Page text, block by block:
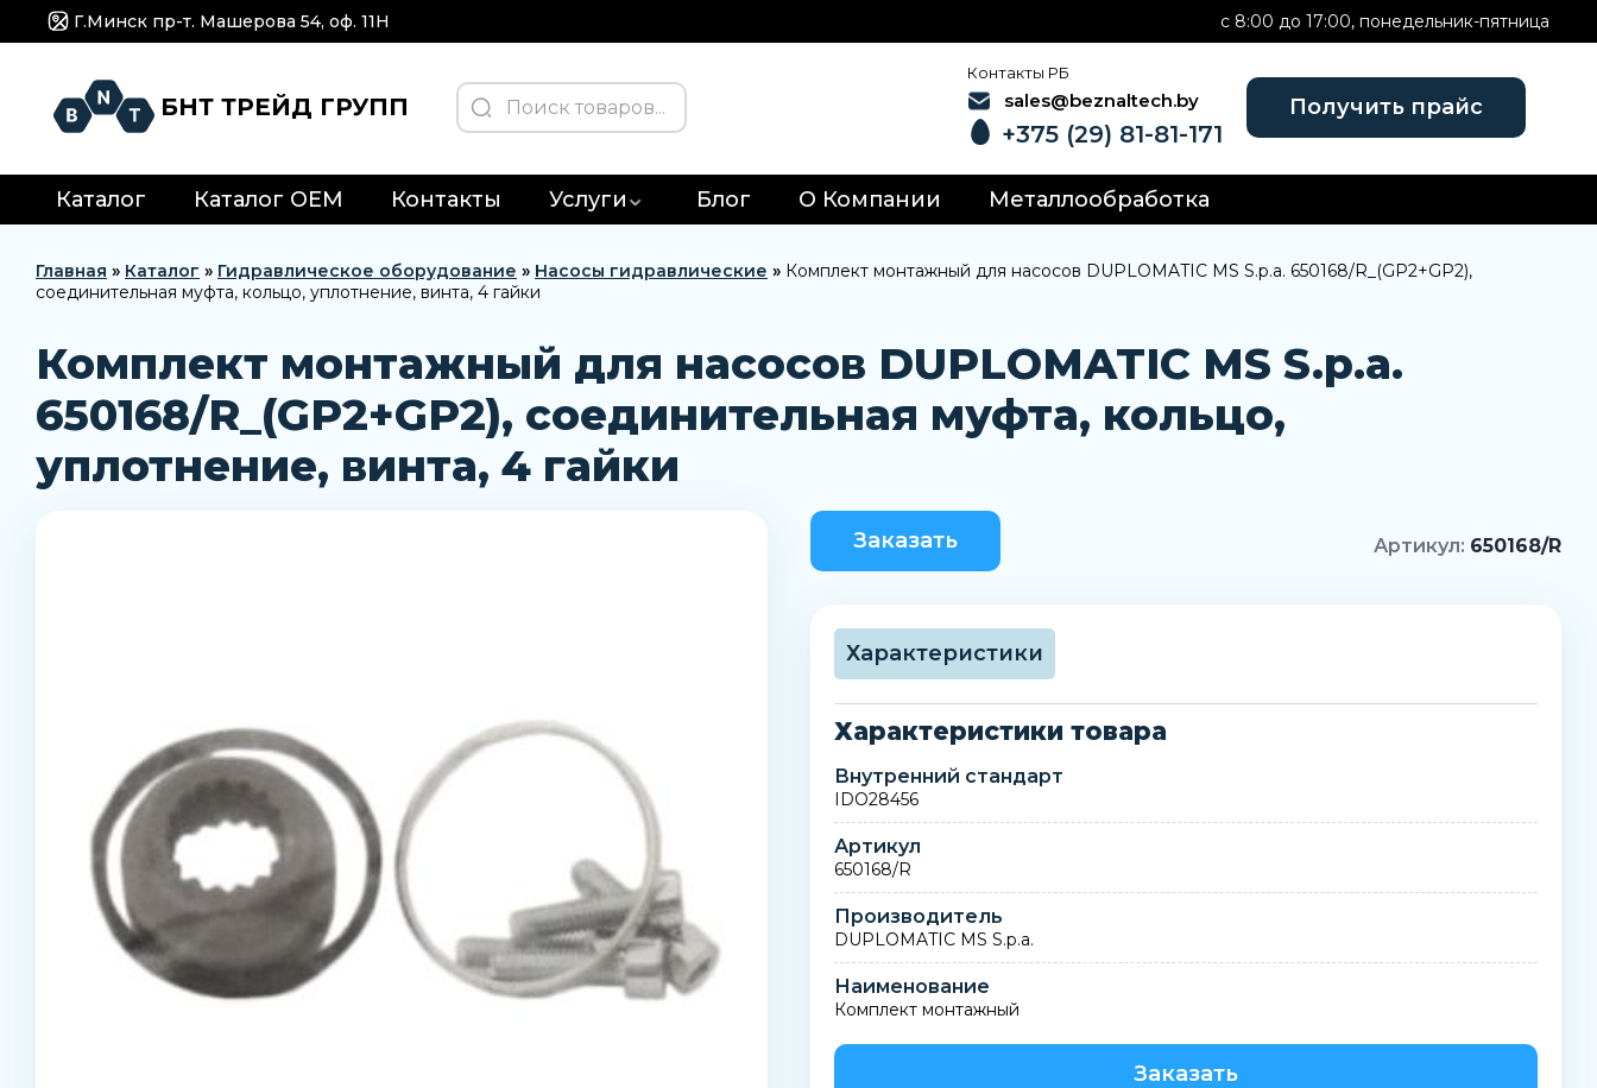
Г.Минск пр-т. Машерова 54, оф. 11H c 8:00 до 17:00, понедельник-пятница
БНТ ТРЕЙД ГРУПП
Контакты РБ
sales@beznaltech.by
+375 (29) 81-81-171
Получить прайс
Каталог Каталог OEM Контакты Услуги Блог О Компании Металлообработка
Главная » Каталог » Гидравлическое оборудование » Насосы гидравлические » Комплект монтажный для насосов DUPLOMATIC MS S.p.a. 650168/R_(GP2+GP2),
соединительная муфта, кольцо, уплотнение, винта, 4 гайки
Комплект монтажный для насосов DUPLOMATIC MS S.p.a.
650168/R_(GP2+GP2), соединительная муфта, кольцо,
уплотнение, винта, 4 гайки
Заказать Артикул: 650168/R
Характеристики
Характеристики товара
Внутренний стандарт
IDO28456
Артикул
650168/R
Производитель
DUPLOMATIC MS S.p.a.
Наименование
Комплект монтажный
Заказать